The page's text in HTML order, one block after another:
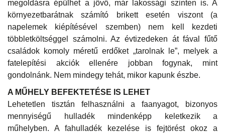
megoldásra épülhet a jövő, már lakossági szinten is. A
környezetbarátnak számító brikett esetén viszont (a
napelemek kiépítésével szemben) nem kell kezdeti
többletköltséggel számolni. Az évtizedeken át fával fűtő
családok komoly méretű erdőket „tarolnak le”, melyek a
fatelepítési akciók ellenére jobban fogynak, mint
gondolnánk. Nem mindegy tehát, mikor kapunk észbe.
A MŰHELY BEFEKTETÉSE IS LEHET
Lehetetlen tisztán felhasználni a faanyagot, bizonyos
mennyiségű hulladék mindenképp keletkezik a
műhelyben. A fahulladék kezelése is fejtörést okoz a